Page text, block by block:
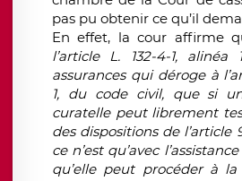
pas pu obtenir ce qu’il
En effet, la cour affirme
l’article L. 132-4-1,
assurances qui déroge à
1, du code civil, que si
curatelle peut librement
des dispositions de l’article
ce n’est qu’avec
qu’elle peut procéder à